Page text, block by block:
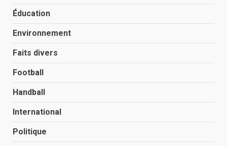
Éducation
Environnement
Faits divers
Football
Handball
International
Politique